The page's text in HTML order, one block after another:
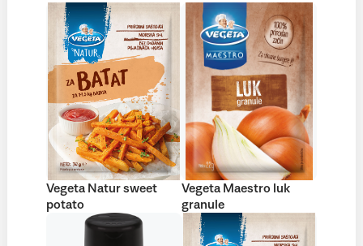
Vegeta Natur sweet
potato
Vegeta Maestro luk
granule